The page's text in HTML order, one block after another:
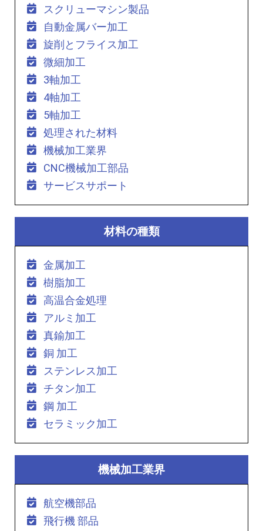
スクリューマシン製品
自動金属バー加工
旋削とフライス加工
微細加工
3軸加工
4軸加工
5軸加工
処理された材料
機械加工業界
CNC機械加工部品
サービスサポート
材料の種類
金属加工
樹脂加工
高温合金処理
アルミ加工
真鍮加工
銅 加工
ステンレス加工
チタン加工
鋼 加工
セラミック加工
機械加工業界
航空機部品
飛行機 部品